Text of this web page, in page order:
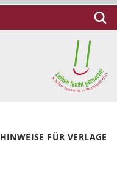
HINWEISE FÜR VERLAGE